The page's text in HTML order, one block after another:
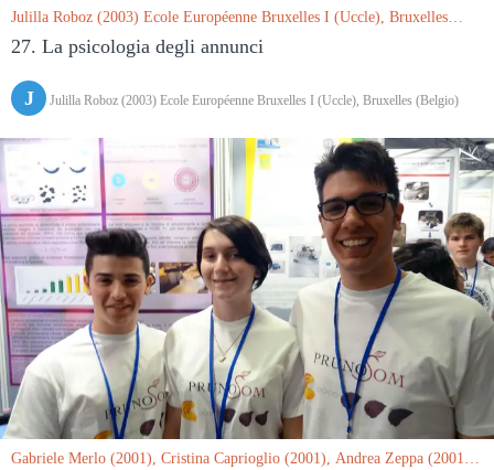
Julilla Roboz (2003) Ecole Européenne Bruxelles I (Uccle), Bruxelles
27. La psicologia degli annunci
J Julilla Roboz (2003) Ecole Européenne Bruxelles I (Uccle), Bruxelles (Belgio)
Gabriele Merlo (2001), Cristina Caprioglio (2001), Andrea Zeppa (2001)